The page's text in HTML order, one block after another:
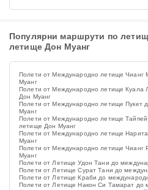
Популярни маршрути по
летище Дон Муанг
Полети от Международно летище
Муанг
Полети от Международно летище Куала
Дон Муанг
Полети от Международно летище Пукет
Муанг
Полети от Международно летище
летище Дон Муанг
Полети от Международно летище
Муанг
Полети от Международно летище Чианг
Муанг
Полети от Летище Удон Тани до
Полети от Летище Сурат Тани до
Полети от Летище Краби до
Полети от Летище Након Си Тамарат до